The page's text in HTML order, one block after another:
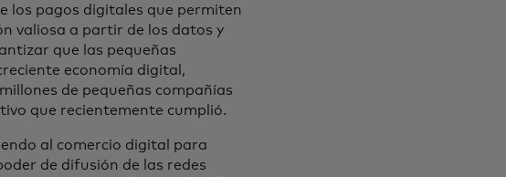
los pagos digitales que permiten
valiosa a partir de los datos y
que las pequeñas
economía digital,
de pequeñas compañías
que recientemente cumplió.
al comercio digital para
de difusión de las redes